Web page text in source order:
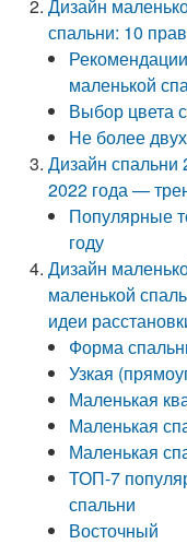
Дизайн
спальни: 10
маленькой
Выбор цвета
Не более
Дизайн спальни
2022 года —
Популярные
году
Дизайн
маленькой
идеи
Форма
Узкая
Маленькая
Маленькая
Маленькая
ТОП-7
спальни
Восточный